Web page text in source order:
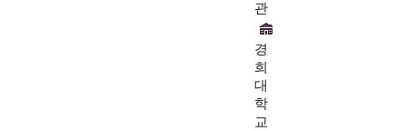
관
경
희
대
학
교